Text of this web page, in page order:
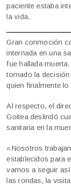
paciente estaba
la vida.
Gran conmoción
internada en una
fue hallada
tomado la
quien finalmente lo
Al respecto, el
Goitea deslindó
sanitaria en la
«Nosotros
establecidos para
vamos a seguir
las rondas, la